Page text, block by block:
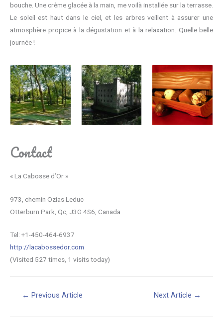
bouche. Une crème glacée à la main, me voilà installée sur la terrasse.
Le soleil est haut dans le ciel, et les arbres veillent à assurer une
atmosphère propice à la dégustation et à la relaxation. Quelle belle
journée !
Contact
« La Cabosse d’Or »
973, chemin Ozias Leduc
Otterburn Park Qc J3G 4S6, Canada
Tel: +1-450-464-6937
http://lacabossedor.com
(Visited 527 times, 1 visits today)
Navigation
← Previous Article Next Article →